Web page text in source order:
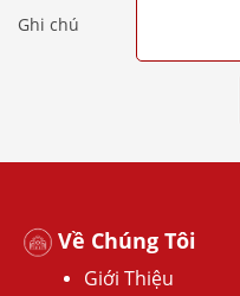
Ghi chú
Về Chúng Tôi
Giới Thiệu